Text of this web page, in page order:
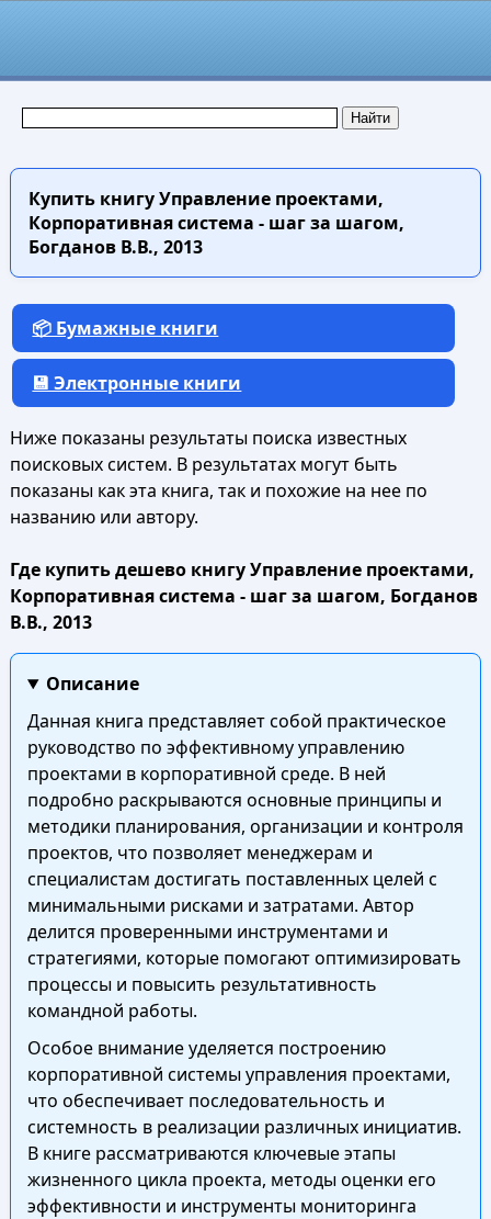
Купить книгуУправление проектами,
Корпоративная система - шаг за шагом,
Богданов В.В., 2013
📦 Бумажные книги
💾 Электронные книги
Ниже показаны результаты поиска известных
поисковых систем. В результатах могут быть
показаны как эта книга, так и похожие на нее по
названию или автору.
Где купить дешево книгу Управление проектами,
Корпоративная система - шаг за шагом, Богданов
В.В., 2013
Описание
Данная книга представляет собой практическое
руководство по эффективному управлению
проектами в корпоративной среде. В ней
подробно раскрываются основные принципы и
методики планирования, организации и контроля
проектов, что позволяет менеджерам и
специалистам достигать поставленных целей с
минимальными рисками и затратами. Автор
делится проверенными инструментами и
стратегиями, которые помогают оптимизировать
процессы и повысить результативность
командной работы.
Особое внимание уделяется построению
корпоративной системы управления проектами,
что обеспечивает последовательность и
системность в реализации различных инициатив.
В книге рассматриваются ключевые этапы
жизненного цикла проекта, методы оценки его
эффективности и инструменты мониторинга